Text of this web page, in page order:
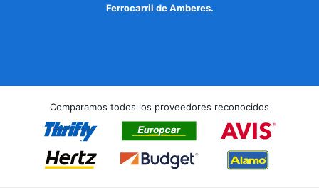
Ferrocarril de Amberes.
Comparamos todos los proveedores reconocidos